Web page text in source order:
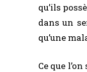
qu’ils
dans un
qu’une
Ce que